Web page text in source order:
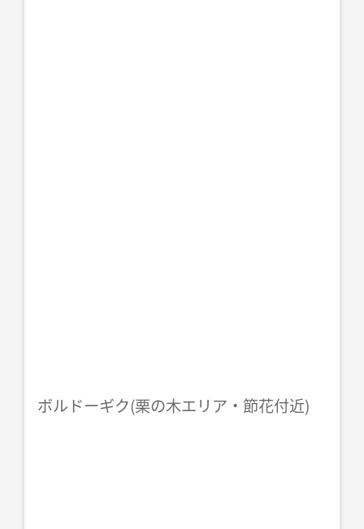
ボルドーギク(栗の木エリア・節花付近)